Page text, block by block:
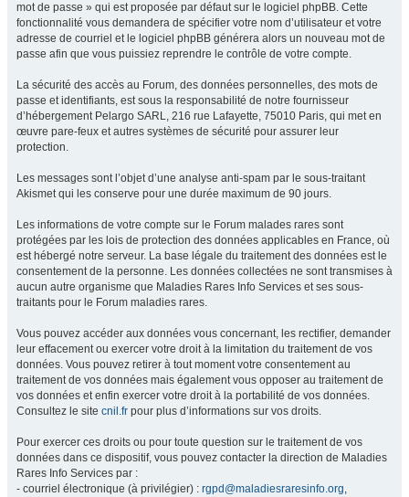
mot de passe » qui est proposée par défaut sur le logiciel phpBB. Cette
fonctionnalité vous demandera de spécifier votre nom d’utilisateur et votre
adresse de courriel et le logiciel phpBB générera alors un nouveau mot de
passe afin que vous puissiez reprendre le contrôle de votre compte.
La sécurité des accès au Forum, des données personnelles, des mots de
passe et identifiants, est sous la responsabilité de notre fournisseur
d’hébergement Pelargo SARL, 216 rue Lafayette, 75010 Paris, qui met en
œuvre pare-feux et autres systèmes de sécurité pour assurer leur
protection.
Les messages sont l’objet d’une analyse anti-spam par le sous-traitant
Akismet qui les conserve pour une durée maximum de 90 jours.
Les informations de votre compte sur le Forum malades rares sont
protégées par les lois de protection des données applicables en France, où
est hébergé notre serveur. La base légale du traitement des données est le
consentement de la personne. Les données collectées ne sont transmises à
aucun autre organisme que Maladies Rares Info Services et ses sous-
traitants pour le Forum maladies rares.
Vous pouvez accéder aux données vous concernant, les rectifier, demander
leur effacement ou exercer votre droit à la limitation du traitement de vos
données. Vous pouvez retirer à tout moment votre consentement au
traitement de vos données mais également vous opposer au traitement de
vos données et enfin exercer votre droit à la portabilité de vos données.
Consultez le site cnil.fr pour plus d’informations sur vos droits.
Pour exercer ces droits ou pour toute question sur le traitement de vos
données dans ce dispositif, vous pouvez contacter la direction de Maladies
Rares Info Services par :
- courriel électronique (à privilégier) : rgpd@maladiesraresinfo.org,